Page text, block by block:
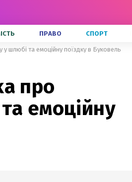
ПРАВО СПОРТ
шлюбі та емоційну поїздку в Буковель
про
емоційну